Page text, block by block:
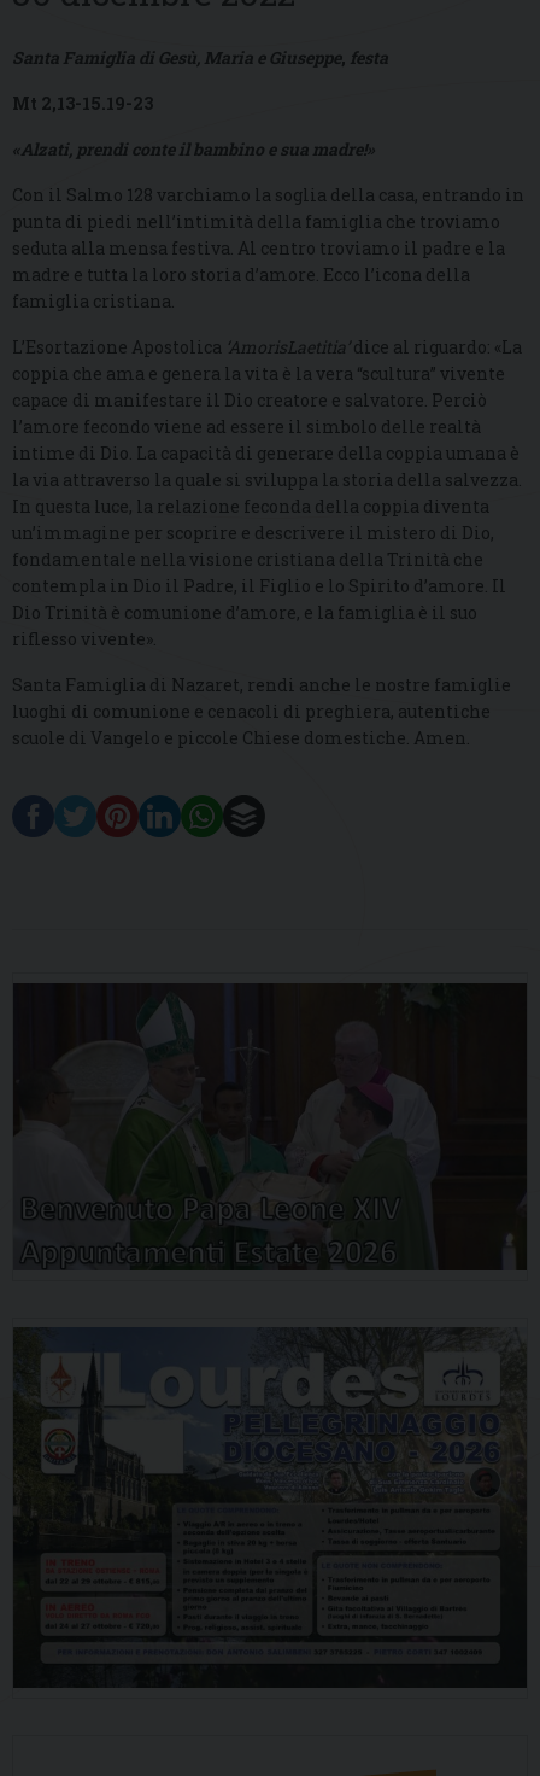
Santa Famiglia di Gesù, Maria e Giuseppe, festa
Mt 2,13-15.19-23
«Alzati, prendi conte il bambino e sua madre!»
Con il Salmo 128 varchiamo la soglia della casa, entrando in
punta di piedi nell’intimità della famiglia che troviamo
seduta alla mensa festiva. Al centro troviamo il padre e la
madre e tutta la loro storia d’amore. Ecco l’icona della
famiglia cristiana.
L’Esortazione Apostolica ‘AmorisLaetitia’ dice al riguardo: «La
coppia che ama e genera la vita è la vera “scultura” vivente
capace di manifestare il Dio creatore e salvatore. Perciò
l’amore fecondo viene ad essere il simbolo delle realtà
intime di Dio. La capacità di generare della coppia umana è
la via attraverso la quale si sviluppa la storia della salvezza.
In questa luce, la relazione feconda della coppia diventa
un’immagine per scoprire e descrivere il mistero di Dio,
fondamentale nella visione cristiana della Trinità che
contempla in Dio il Padre, il Figlio e lo Spirito d’amore. Il
Dio Trinità è comunione d’amore, e la famiglia è il suo
riflesso vivente».
Santa Famiglia di Nazaret, rendi anche le nostre famiglie
luoghi di comunione e cenacoli di preghiera, autentiche
scuole di Vangelo e piccole Chiese domestiche. Amen.